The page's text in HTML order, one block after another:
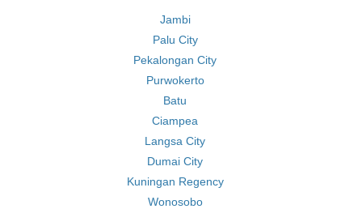
Jambi
Palu City
Pekalongan City
Purwokerto
Batu
Ciampea
Langsa City
Dumai City
Kuningan Regency
Wonosobo